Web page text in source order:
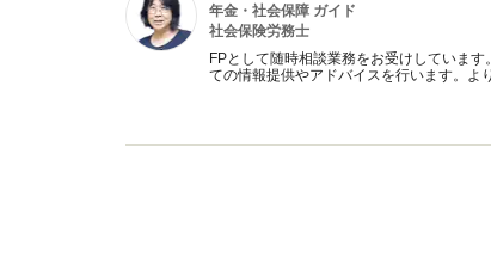
年金・社会保障 ガイド
社会保険労務士
FPとして随時相談業務をお受けしていま
ての情報提供やアドバイスを行います。よ